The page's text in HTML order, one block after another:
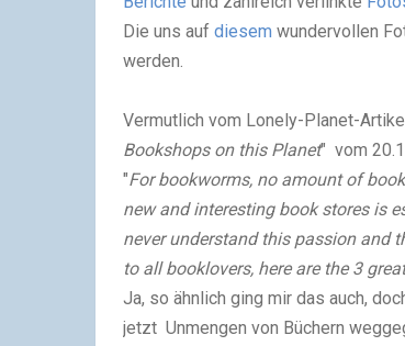
Die uns auf diesem wundervollen
werden.
Vermutlich vom Lonely-Planet-
Bookshops on this Planet" vom
"For bookworms, no amount of
new and interesting book stores is
never understand this passion and
to all booklovers, here are the 3
Ja, so ähnlich ging mir das auch,
jetzt Unmengen von Büchern